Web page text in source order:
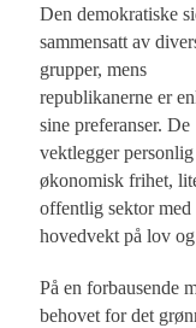
Den demokratiske
sammensatt av
grupper, mens
republikanerne er
sine preferanser. De
vektlegger
økonomisk frihet,
offentlig sektor med
hovedvekt på lov
På en forbausende
behovet for det